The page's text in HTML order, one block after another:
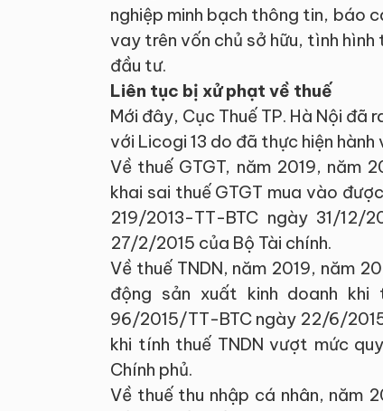
nghiệp minh bạch thông tin, báo
vay trên vốn chủ sở hữu, tình
đầu tư.
Liên tục bị xử phạt về thuế
Mới đây, Cục Thuế TP. Hà Nội đã
với Licogi 13 do đã thực hiện hành
Về thuế GTGT, năm 2019, năm
khai sai thuế GTGT mua vào
219/2013-TT-BTC ngày 31/
27/2/2015 của Bộ Tài chính.
Về thuế TNDN, năm 2019, năm
động sản xuất kinh doanh
96/2015/TT-BTC ngày 22/6/
khi tính thuế TNDN vượt mức
Chính phủ.
Về thuế thu nhập cá nhân, năm